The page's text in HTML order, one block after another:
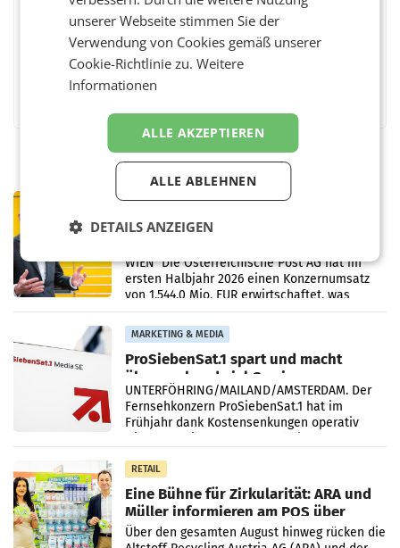
FacebookTwitterMessenger
PRIMENEWS
Österreichische Post: Umsatzplus im
Briefgeschäft
WIEN Die Österreichische Post AG hat im
ersten Halbjahr 2026 einen Konzernumsatz
von 1.544,0 Mio. EUR erwirtschaftet, was
einem Plus von 3,8 Prozent gegenüber dem
Vergleichszeitraum
MARKETING & MEDIA
ProSiebenSat.1 spart und macht
überraschend viel Gewinn
UNTERFÖHRING/MAILAND/AMSTERDAM. Der
Fernsehkonzern ProSiebenSat.1 hat im
Frühjahr dank Kostensenkungen operativ
RETAIL
Eine Bühne für Zirkularität: ARA und
Müller informieren am POS über
Kreislauffähigkeit
Über den gesamten August hinweg rücken die
unserer Webseite stimmen Sie der
Verwendung von Cookies gemäß unserer
Cookie-Richtlinie zu.Weitere
Informationen
ALLE AKZEPTIEREN
ALLE ABLEHNEN
DETAILS ANZEIGEN